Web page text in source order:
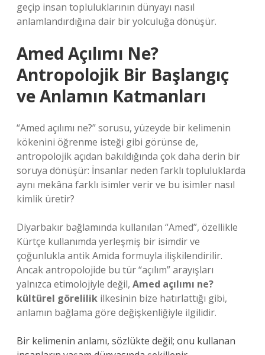
geçip insan topluluklarının dünyayı nasıl
anlamlandırdığına dair bir yolculuğa dönüşür.
Amed Açılımı Ne?
Antropolojik Bir Başlangıç
ve Anlamın Katmanları
“Amed açılımı ne?” sorusu, yüzeyde bir kelimenin
kökenini öğrenme isteği gibi görünse de,
antropolojik açıdan bakıldığında çok daha derin bir
soruya dönüşür: İnsanlar neden farklı topluluklarda
aynı mekâna farklı isimler verir ve bu isimler nasıl
kimlik üretir?
Diyarbakır bağlamında kullanılan “Amed”, özellikle
Kürtçe kullanımda yerleşmiş bir isimdir ve
çoğunlukla antik Amida formuyla ilişkilendirilir.
Ancak antropolojide bu tür “açılım” arayışları
yalnızca etimolojiyle değil, Amed açılımı ne?
kültürel görelilik ilkesinin bize hatırlattığı gibi,
anlamın bağlama göre değişkenliğiyle ilgilidir.
Bir kelimenin anlamı, sözlükte değil; onu kullanan